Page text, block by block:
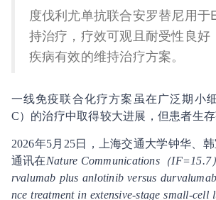
度伐利尤单抗联合安罗替尼用于
持治疗，疗效可观且耐受性良好
疾病有效的维持治疗方案。
一线免疫联合化疗方案虽在广泛期小
C）的治疗中取得较大进展，但患者生存
2026年5月25日，上海交通大学钟华、
通讯在Nature Communications（IF=15.7
rvalumab plus anlotinib versus
nce treatment in extensive-stage small-cell